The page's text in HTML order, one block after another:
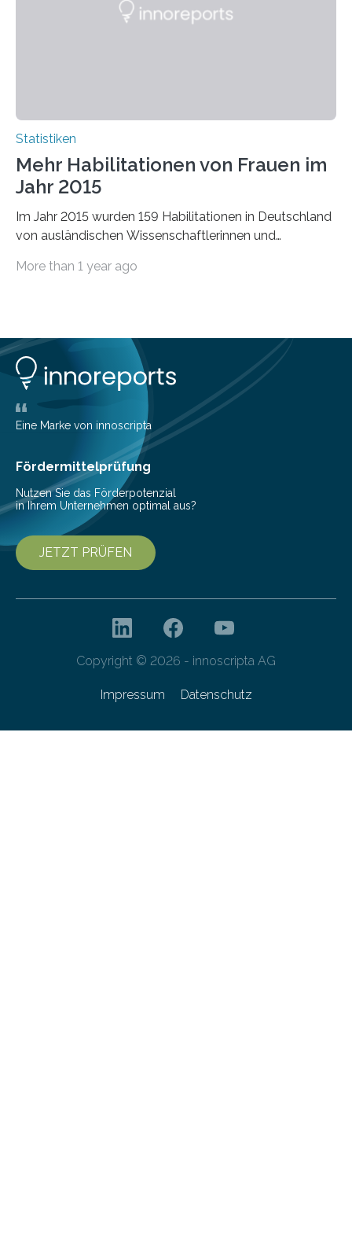
Statistiken
Mehr Habilitationen von Frauen im
Jahr 2015
Im Jahr 2015 wurden 159 Habilitationen in Deutschland
von ausländischen Wissenschaftlerinnen und
More than 1 year ago
Eine Marke von innoscripta
Fördermittelprüfung
Nutzen Sie das Förderpotenzial
in Ihrem Unternehmen optimal aus?
JETZT PRÜFEN
Copyright © 2026 - innoscripta AG
Impressum Datenschutz